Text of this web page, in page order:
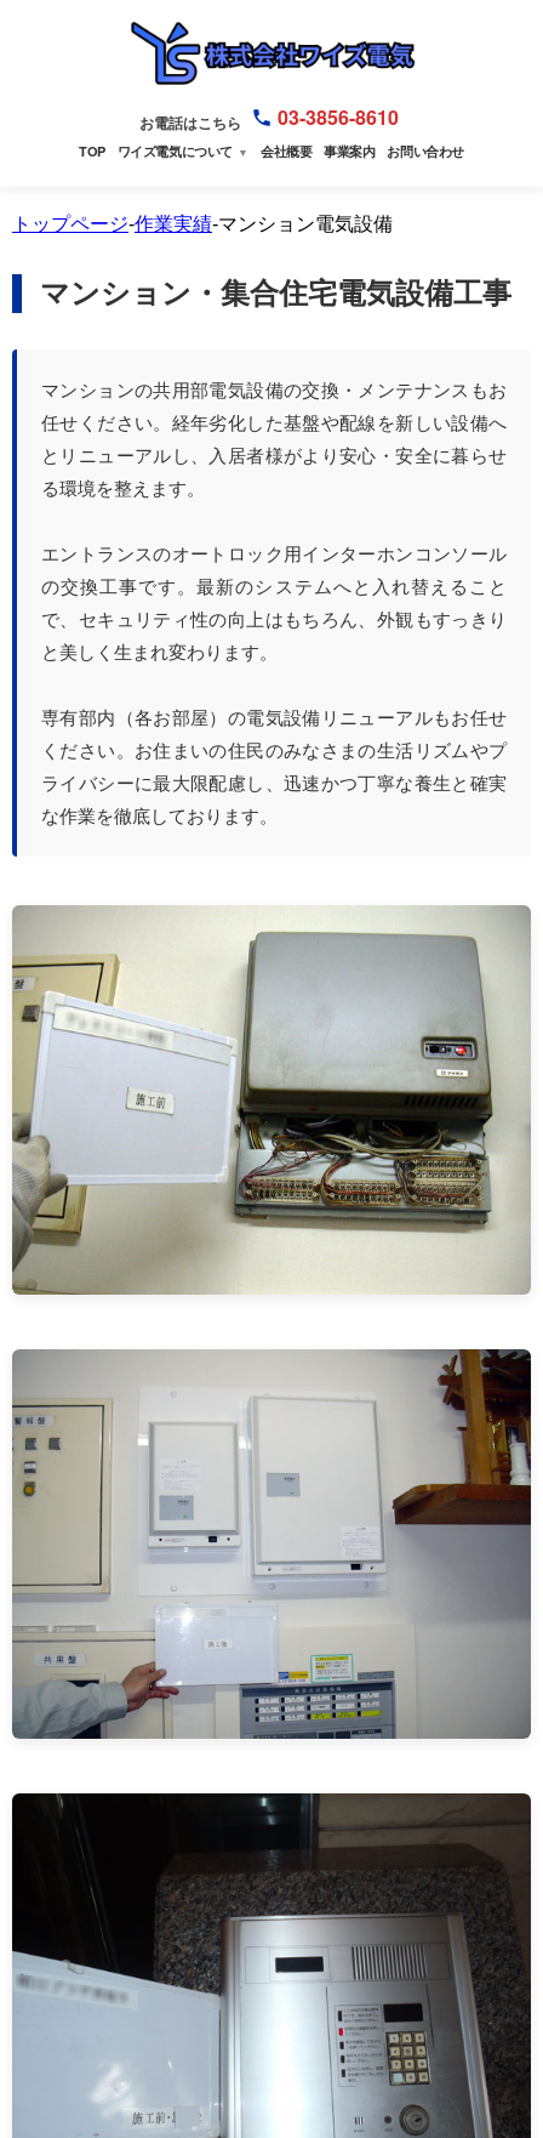
お電話はこちら 03-3856-8610
TOP ワイズ電気について ▼ 会社概要 事業案内 お問い合わせ
トップページ-作業実績-マンション電気設備
マンション・集合住宅電気設備工事
マンションの共用部電気設備の交換・メンテナンスもお
任せください。経年劣化した基盤や配線を新しい設備へ
とリニューアルし、入居者様がより安心・安全に暮らせ
る環境を整えます。
エントランスのオートロック用インターホンコンソール
の交換工事です。最新のシステムへと入れ替えること
で、セキュリティ性の向上はもちろん、外観もすっきり
と美しく生まれ変わります。
専有部内（各お部屋）の電気設備リニューアルもお任せ
ください。お住まいの住民のみなさまの生活リズムやプ
ライバシーに最大限配慮し、迅速かつ丁寧な養生と確実
な作業を徹底しております。